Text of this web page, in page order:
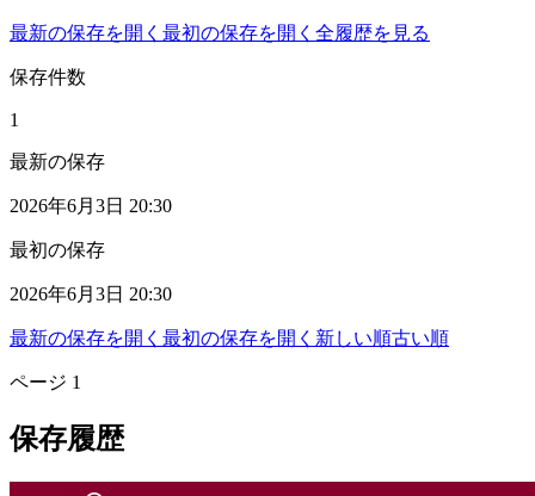
最新の保存を開く 最初の保存を開く 全履歴を見る
保存件数
1
最新の保存
2026年6月3日 20:30
最初の保存
2026年6月3日 20:30
最新の保存を開く 最初の保存を開く 新しい順古い順
ページ 1
保存履歴